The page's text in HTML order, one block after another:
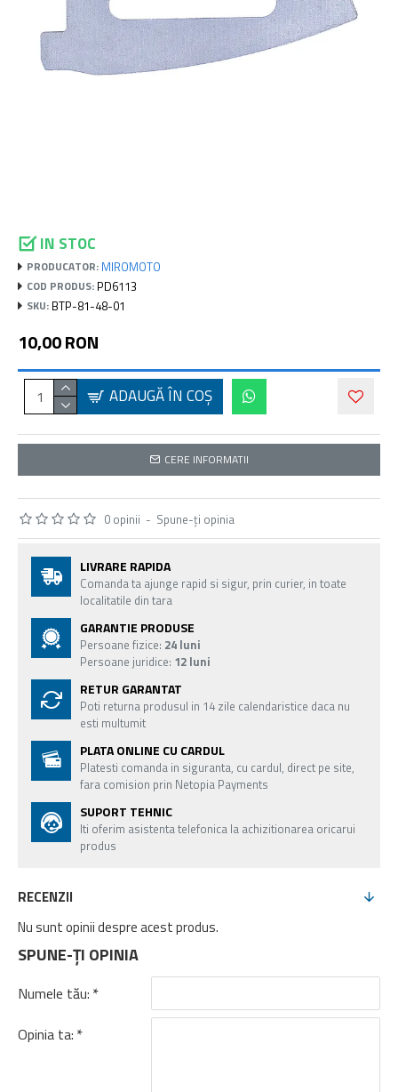
IN STOC
PRODUCATOR: MIROMOTO
COD PRODUS: PD6113
SKU: BTP-81-48-01
0 opinii - Spune-ţi opinia
10,00 RON
ADAUGĂ ÎN COŞ
CERE INFORMATII
LIVRARE RAPIDA
Comanda ta ajunge rapid si sigur, prin curier, in toate
localitatile din tara
GARANTIE PRODUSE
Persoane fizice: 24 luni
Persoane juridice: 12 luni
RETUR GARANTAT
Poti returna produsul in 14 zile calendaristice daca nu
esti multumit
PLATA ONLINE CU CARDUL
Platesti comanda in siguranta, cu cardul, direct pe site,
fara comision prin Netopia Payments
SUPORT TEHNIC
Iti oferim asistenta telefonica la achizitionarea oricarui
produs
RECENZII
Nu sunt opinii despre acest produs.
SPUNE-ŢI OPINIA
Numele tău:
Opinia ta: